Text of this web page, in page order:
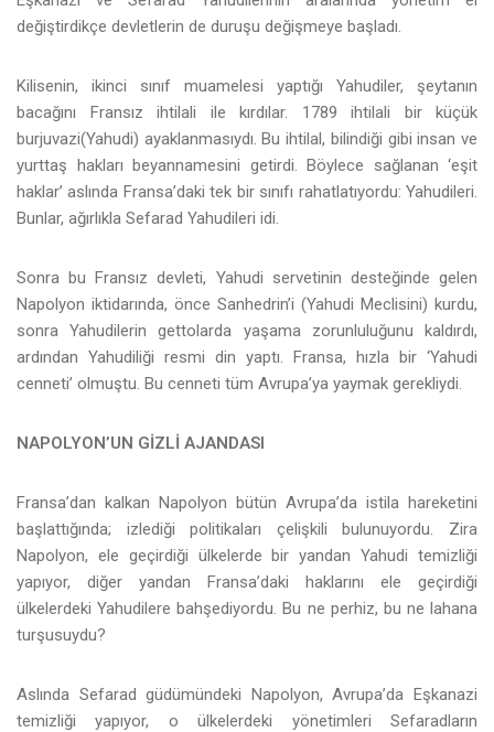
değiştirdikçe devletlerin de duruşu değişmeye başladı.
Kilisenin, ikinci sınıf muamelesi yaptığı Yahudiler, şeytanın
bacağını Fransız ihtilali ile kırdılar. 1789 ihtilali bir küçük
burjuvazi(Yahudi) ayaklanmasıydı. Bu ihtilal, bilindiği gibi insan ve
yurttaş hakları beyannamesini getirdi. Böylece sağlanan ‘eşit
haklar’ aslında Fransa’daki tek bir sınıfı rahatlatıyordu: Yahudileri.
Bunlar, ağırlıkla Sefarad Yahudileri idi.
Sonra bu Fransız devleti, Yahudi servetinin desteğinde gelen
Napolyon iktidarında, önce Sanhedrin’i (Yahudi Meclisini) kurdu,
sonra Yahudilerin gettolarda yaşama zorunluluğunu kaldırdı,
ardından Yahudiliği resmi din yaptı. Fransa, hızla bir ‘Yahudi
cenneti’ olmuştu. Bu cenneti tüm Avrupa’ya yaymak gerekliydi.
NAPOLYON’UN GİZLİ AJANDASI
Fransa’dan kalkan Napolyon bütün Avrupa’da istila hareketini
başlattığında; izlediği politikaları çelişkili bulunuyordu. Zira
Napolyon, ele geçirdiği ülkelerde bir yandan Yahudi temizliği
yapıyor, diğer yandan Fransa’daki haklarını ele geçirdiği
ülkelerdeki Yahudilere bahşediyordu. Bu ne perhiz, bu ne lahana
turşusuydu?
Aslında Sefarad güdümündeki Napolyon, Avrupa’da Eşkanazi
temizliği yapıyor, o ülkelerdeki yönetimleri Sefaradların